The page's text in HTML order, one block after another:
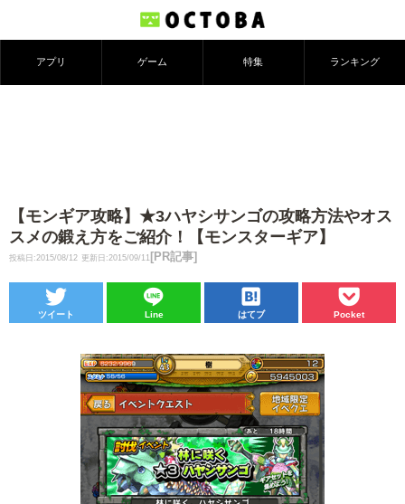
アプリ ゲーム 特集 ランキング
【モンギア攻略】★3ハヤシサンゴの攻略方法やオス
スメの鍛え方をご紹介！【モンスターギア】
投稿日:2015/08/12 更新日:2015/09/11 [PR記事]
ツイート Line はてブ Pocket